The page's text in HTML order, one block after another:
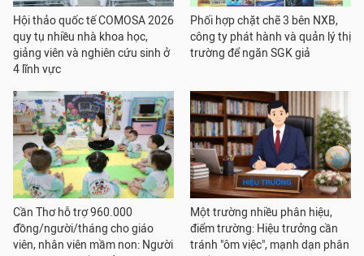
Hội thảo quốc tế COMOSA 2026
quy tụ nhiều nhà khoa học,
giảng viên và nghiên cứu sinh ở
4 lĩnh vực
Phối hợp chặt chẽ 3 bên NXB,
công ty phát hành và quản lý thị
trường để ngăn SGK giả
Cần Thơ hỗ trợ 960.000
đồng/người/tháng cho giáo
viên, nhân viên mầm non: Người
Một trường nhiều phân hiệu,
điểm trường: Hiệu trưởng cần
tránh "ôm việc", mạnh dạn phân